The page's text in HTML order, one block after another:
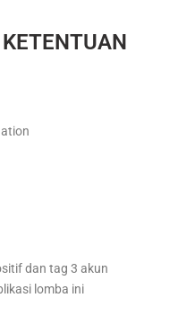
dan tag 3 akun
lomba ini